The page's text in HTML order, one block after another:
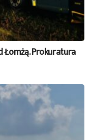
Prokuratura